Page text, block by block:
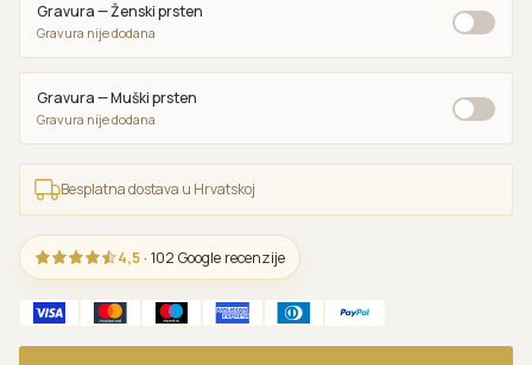
Gravura — Ženski prsten
Gravura nije dodana
Gravura — Muški prsten
Gravura nije dodana
Besplatna dostava u Hrvatskoj
4,5 · 102 Google recenzije